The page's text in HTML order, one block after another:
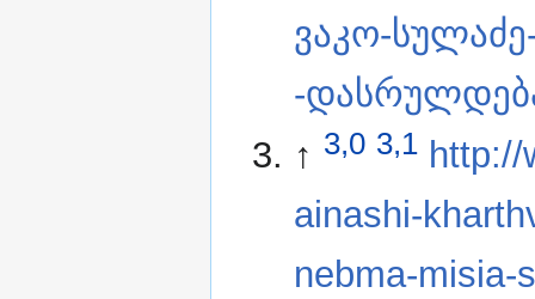
ვაკო-
-
↑ 3,0 3,1 http://
ainashi-
nebma-misia-